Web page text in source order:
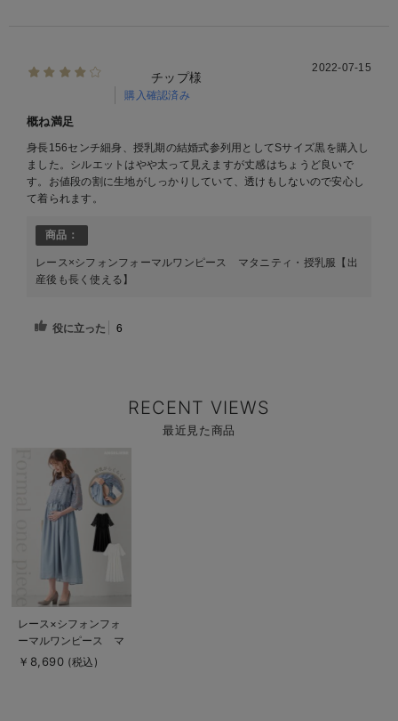
チップ様
購入確認済み
2022-07-15
概ね満足
身長156センチ細身、授乳期の結婚式参列用としてSサイズ黒を購入し
ました。シルエットはやや太って見えますが丈感はちょうど良いで
す。お値段の割に生地がしっかりしていて、透けもしないので安心し
て着られます。
商品：
レース×シフォンフォーマルワンピース マタニティ・授乳服【出
産後も長く使える】
役に立った 6
RECENT VIEWS
最近見た商品
商
品
詳
細
を
レース×シフォンフォ
ーマルワンピース マ
タニティ・授乳服【出
￥8,690 (税込)